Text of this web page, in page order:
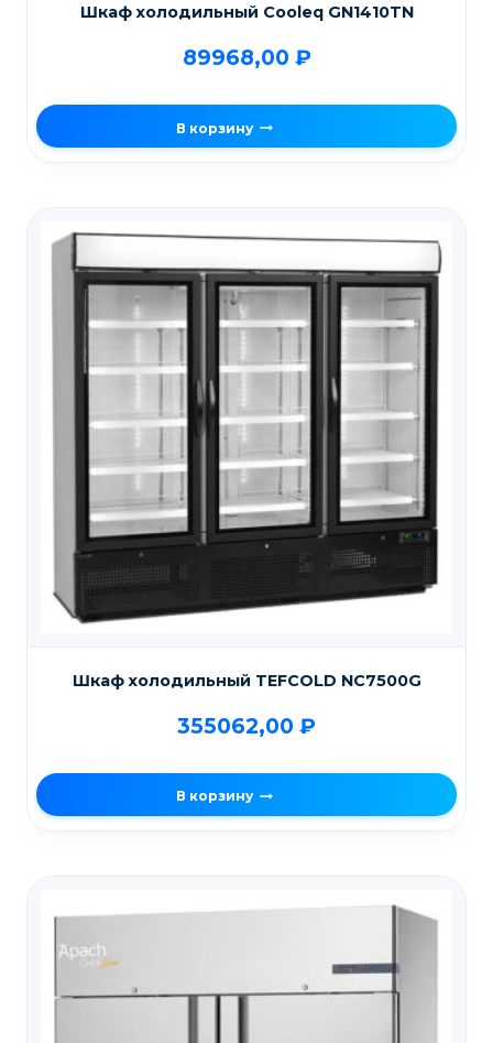
Шкаф холодильный Cooleq GN1410TN
89968,00 ₽
В корзину
Шкаф холодильный TEFCOLD NС7500G
355062,00 ₽
В корзину